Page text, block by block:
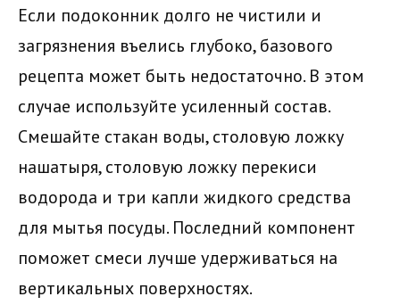
Если подоконник долго не чистили и
загрязнения въелись глубоко, базового
рецепта может быть недостаточно. В этом
случае используйте усиленный состав.
Смешайте стакан воды, столовую ложку
нашатыря, столовую ложку перекиси
водорода и три капли жидкого средства
для мытья посуды. Последний компонент
поможет смеси лучше удерживаться на
вертикальных поверхностях.